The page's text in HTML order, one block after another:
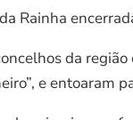
Rainha
da
e entoaram